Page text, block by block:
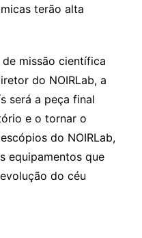
terão alta
missão científica
do NOIRLab, a
será a peça final
e o tornar o
do NOIRLab,
equipamentos que
do céu